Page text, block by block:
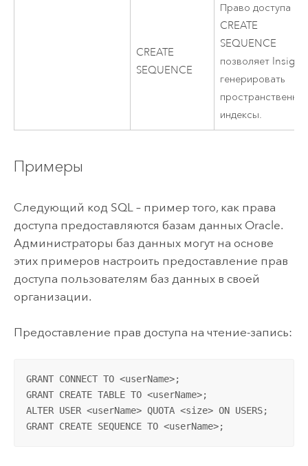
CREATE
SEQUENCE
Право доступа
CREATE
SEQUENCE
позволяет
генерировать
индексы.
Примеры
Следующий код SQL – пример того, как права
доступа предоставляются базам данных Oracle.
Администраторы баз данных могут на основе
этих примеров настроить предоставление прав
доступа пользователям баз данных в своей
организации.
Предоставление прав доступа на чтение-запись:
GRANT CONNECT TO <userName>;
GRANT CREATE TABLE TO <userName>;
ALTER USER <userName> QUOTA <size> ON USERS;
GRANT CREATE SEQUENCE TO <userName>;